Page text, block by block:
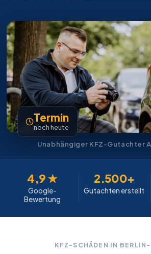
Termin
noch heute
Unabhängiger KFZ-Gutachter
4,9 ★
Google-
Bewertung
2.500+
Gutachten erstellt
KFZ-SCHÄDEN IN